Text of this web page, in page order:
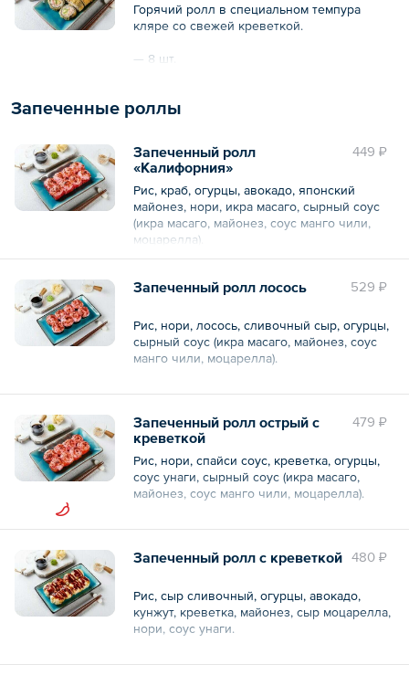
Горячий ролл в специальном темпура
кляре со свежей креветкой.
— 8 шт.
Запеченные роллы
449 ₽
Запеченный ролл
«Калифорния»
Рис, краб, огурцы, авокадо, японский
майонез, нори, икра масаго, сырный соус
(икра масаго, майонез, соус манго чили,
моцарелла).
529 ₽
Запеченный ролл лосось
Рис, нори, лосось, сливочный сыр, огурцы,
сырный соус (икра масаго, майонез, соус
манго чили, моцарелла).
— 8 шт.
Общий вес – 270 г 479 ₽
Запеченный ролл острый с
креветкой
Рис, нори, спайси соус, креветка, огурцы,
соус унаги, сырный соус (икра масаго,
майонез, соус манго чили, моцарелла).
— 8 шт.
Общий вес – 260 г 480 ₽
Запеченный ролл с креветкой
Рис, сыр сливочный, огурцы, авокадо,
кунжут, креветка, майонез, сыр моцарелла,
нори, соус унаги.
— 8 шт.